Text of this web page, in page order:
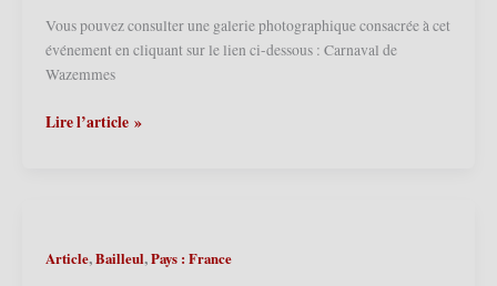
Vous pouvez consulter une galerie photographique consacrée à cet
événement en cliquant sur le lien ci-dessous : Carnaval de
Wazemmes
Lille
2010
Lire l’article »
Article,Bailleul,Pays : France